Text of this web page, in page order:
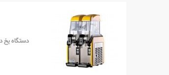
دستگاه